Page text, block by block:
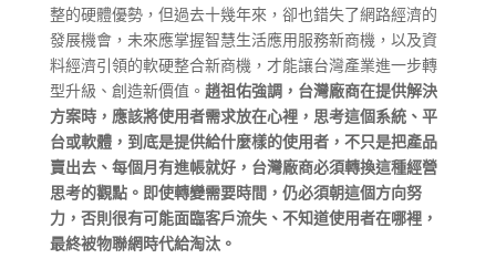
整的硬體優勢，但過去十幾年來，卻也錯失了網路經濟的
發展機會，未來應掌握智慧生活應用服務新商機，以及資
料經濟引領的軟硬整合新商機，才能讓台灣產業進一步轉
型升級、創造新價值。 趙祖佑強調，台灣廠商在提供解決
方案時，應該將使用者需求放在心裡，思考這個系統、平
台或軟體，到底是提供給什麼樣的使用者，不只是把產品
賣出去、每個月有進帳就好，台灣廠商必須轉換這種經營
思考的觀點。即使轉變需要時間，仍必須朝這個方向努
力，否則很有可能面臨客戶流失、不知道使用者在哪裡，
最終被物聯網時代給淘汰。